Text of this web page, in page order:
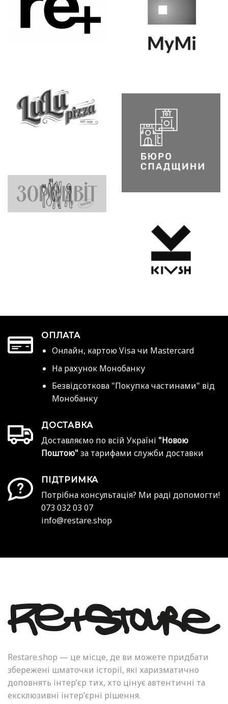
ОПЛАТА
Онлайн, картою Visa чи Mastercard
На рахунок Монобанку
Безвідсоткова "Покупка частинами" від
Монобанку
ДОСТАВКА
Доставляємо по всій Україні "Новою
Поштою" за тарифами служби доставки
ПІДТРИМКА
Потрібна консультація? Ми раді допомогти!
073 032 03 07
info@restare.shop
Restare.shop — це місце, де ви можете придбати
збережені шматочки історії, які харизматично
доповнять інтер’єр тих, хто цінує автентичні та
ексклюзивні інтер’єрні рішення.